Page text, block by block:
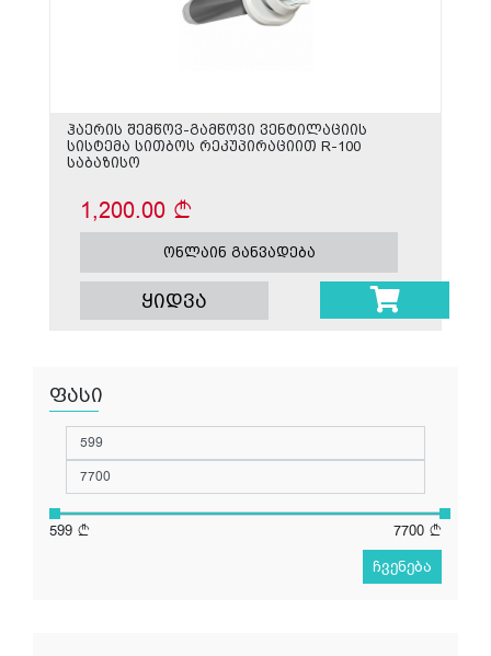
ფასი
599 7700
ჩვენება
ჰაერის შემწოვ-გამწოვი ვენტილაციის
სისტემა სითბოს რეკუპირაციით R-100
საბაზისო
1,200.00
ონლაინ განვადება
ყიდვა